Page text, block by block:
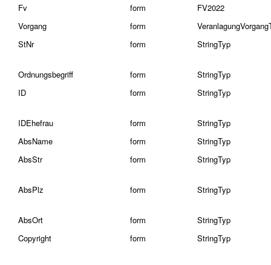
Fv form
FV2022
Vorgang
form
StNr
form StringTyp
Ordnungsbegriff form
StringTyp
ID
form StringTyp
IDEhefrau form
StringTyp
AbsName
form
StringTyp
AbsStr
form StringTyp
AbsPlz form StringTyp
AbsOrt form
StringTyp
Copyright
form StringTyp